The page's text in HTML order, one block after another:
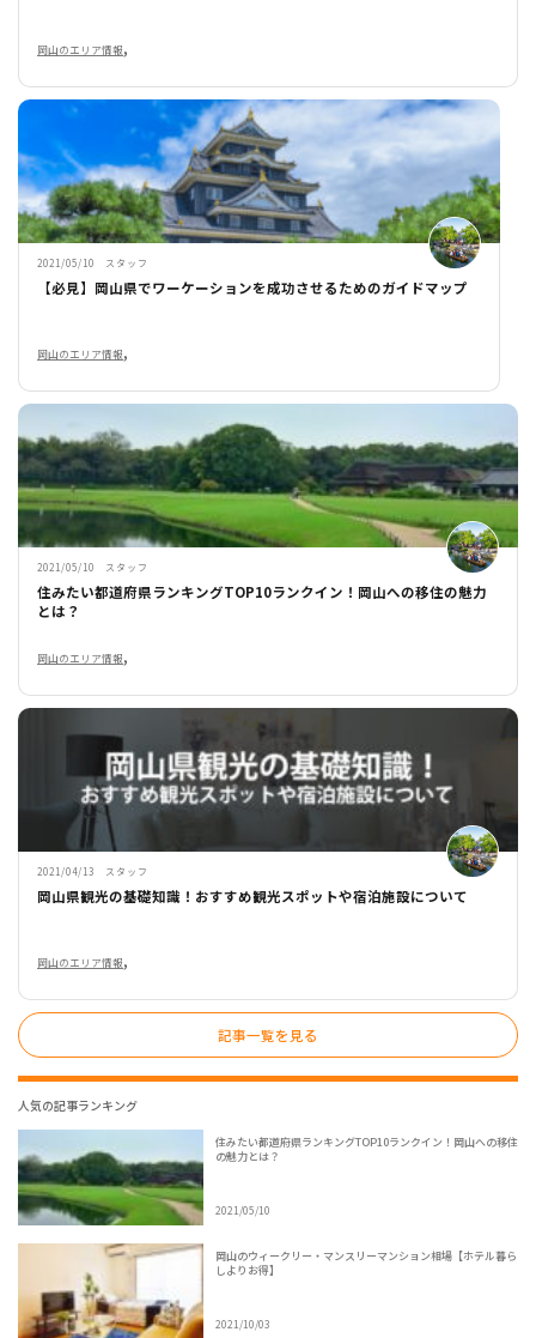
岡山のエリア情報,
2021/05/10 スタッフ
【必見】岡山県でワーケーションを成功させるためのガイドマップ
岡山のエリア情報,
2021/05/10 スタッフ
住みたい都道府県ランキングTOP10ランクイン！岡山への移住の魅力
とは？
岡山のエリア情報,
2021/04/13 スタッフ
岡山県観光の基礎知識！おすすめ観光スポットや宿泊施設について
岡山のエリア情報,
記事一覧を見る
人気の記事ランキング
住みたい都道府県ランキングTOP10ランクイン！岡山への移住
の魅力とは？
2021/05/10
岡山のウィークリー・マンスリーマンション相場【ホテル暮ら
しよりお得】
2021/10/03